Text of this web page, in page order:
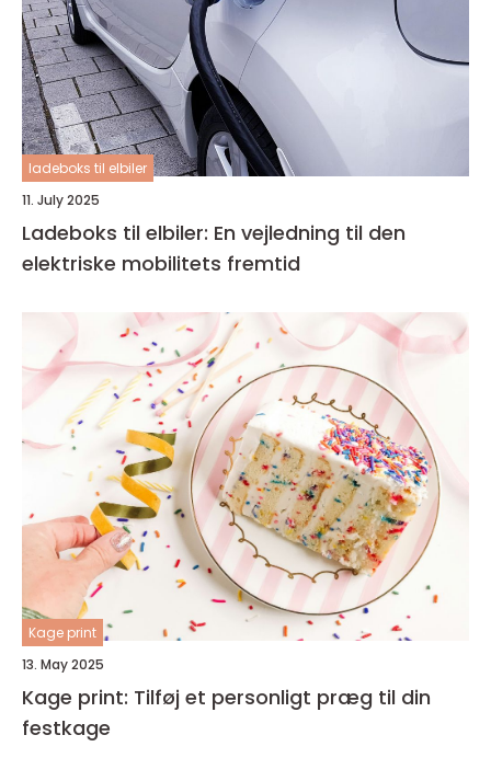
ladeboks til elbiler
11. July 2025
Ladeboks til elbiler: En vejledning til den
elektriske mobilitets fremtid
Kage print
13. May 2025
Kage print: Tilføj et personligt præg til din
festkage